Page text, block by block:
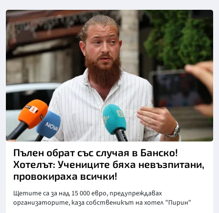
Снимка: БТА
Пълен обрат със случая в Банско!
Хотелът: Учениците бяха невъзпитани,
провокираха всички!
Щетите са за над 15 000 евро, предупреждавах
организаторите, каза собственикът на хотел "Пирин"